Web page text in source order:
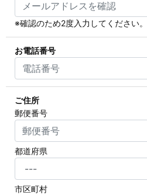
※確認のため2度入力してください。
お電話番号
ご住所
郵便番号
都道府県
市区町村